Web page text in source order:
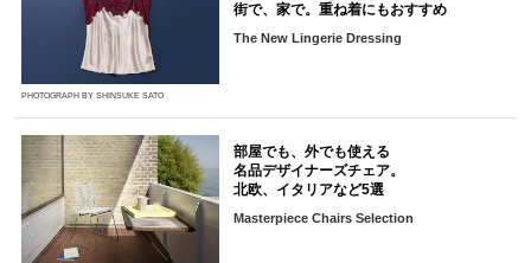
PHOTOGRAPH BY SHINSUKE SATO
街で、家で。重ね着にもおすすめ
The New Lingerie Dressing
部屋でも、外でも使える
名品デザイナーズチェア。
北欧、イタリアなど5選
Masterpiece Chairs Selection